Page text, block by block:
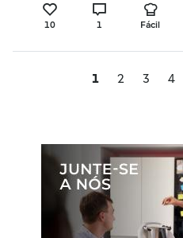
10 1 Fácil
1 2 3 4